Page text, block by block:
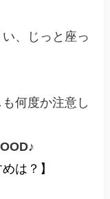
、じっと座っ
何度か注意し
は？】